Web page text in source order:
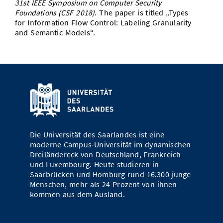
Vom Studium in den Beruf
Study Scheduler
Bibliothek
Open Science/Open Access
Start-ups
IT-Themenabend
Ranking
Zahlen & Fakten
Preise, Auszeichnungen und Förderungen
Anfahrt
Termine, Vorträge und Veranstaltungen
Alumni
31st IEEE Symposium on Computer Security
Foundations (CSF 2018). The paper is titled „Types
for Information Flow Control: Labeling Granularity
and Semantic Models“.
Die Universität des Saarlandes ist eine
moderne Campus-Universität im dynamischen
Dreiländereck von Deutschland, Frankreich
und Luxembourg. Heute studieren in
Saarbrücken und Homburg rund 16.300 junge
Menschen, mehr als 24 Prozent von ihnen
kommen aus dem Ausland.